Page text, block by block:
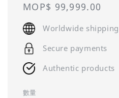
Regular
price
MOP$ 99,999.00
Worldwide shipping
Secure payments
Authentic products
數量